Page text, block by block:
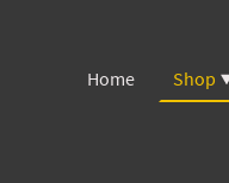
Home Shop